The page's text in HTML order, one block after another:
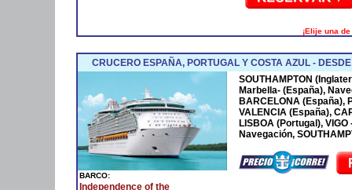
¡Elije una
CRUCERO ESPAÑA, PORTUGAL Y COSTA AZUL -
BARCO:
Independence of the
SOUTHAMPTON
Marbella- (España),
BARCELONA (España),
VALENCIA (España),
LISBOA (Portugal),
Navegación,